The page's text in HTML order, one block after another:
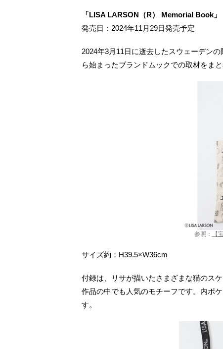
「LISA LARSON（R） Memorial Book」
発売日：2024年11月29日発売予定
2024年3月11日に逝去したスウェーデン
ら始まったブランドムックでの取材をま
参照： 【
サイズ約：H39.5×W36cm
付録は、リサが描いたさまざまな猫のス
作品の中でも人気のモチーフです。内ポ
す。